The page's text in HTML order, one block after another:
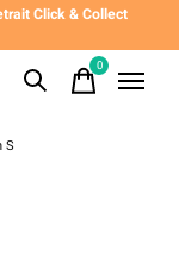
Click & Collect
0items
S